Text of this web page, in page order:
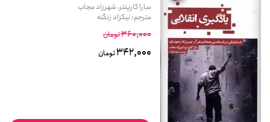
سارا کارپنتر، شهرزاد مجاب
مترجم: نیکزاد زنگنه
360,000تومان
342,000تومان